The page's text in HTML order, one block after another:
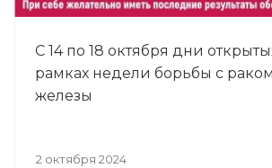
С 14 по 18 октября дни
рамках недели борьбы с
железы
2 октября 2024